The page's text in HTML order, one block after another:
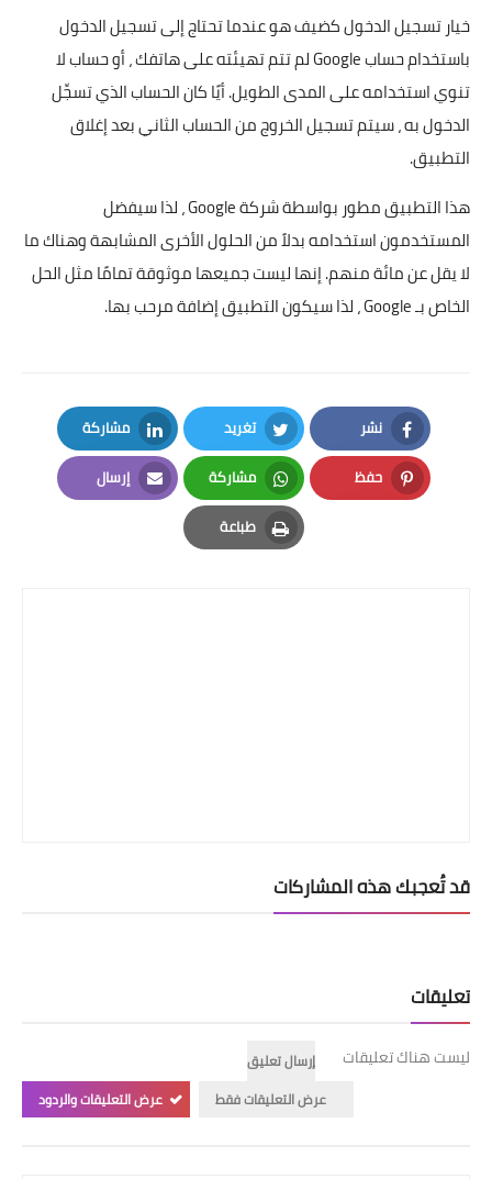
خيار تسجيل الدخول كضيف هو عندما تحتاج إلى تسجيل الدخول
باستخدام حساب Google لم تتم تهيئته على هاتفك ، أو حساب لا
تنوي استخدامه على المدى الطويل. أيًا كان الحساب الذي تسجِّل
الدخول به ، سيتم تسجيل الخروج من الحساب الثاني بعد إغلاق
التطبيق.
هذا التطبيق مطور بواسطة شركة Google ، لذا سيفضل
المستخدمون استخدامه بدلاً من الحلول الأخرى المشابهة وهناك ما
لا يقل عن مائة منهم. إنها ليست جميعها موثوقة تمامًا مثل الحل
الخاص بـ Google ، لذا سيكون التطبيق إضافة مرحب بها.
نشر
Facebook
تغريد
Twitter
مشاركة
LinkedIn
حفظ
Pinterest
مشاركة
Whatsapp
إرسال
Email
طباعة
Print
قد تُعجبك هذه المشاركات
تعليقات
ليست هناك تعليقات
إرسال تعليق
عرض التعليقات فقط
عرض التعليقات والردود